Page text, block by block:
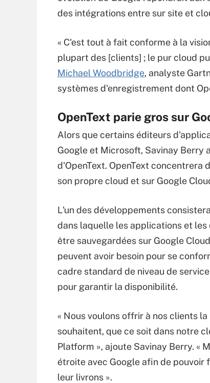
des intégrations entre sur site et
« C'est tout à fait conforme à la
plupart des [clients] ; le pur cloud
Michael Woodbridge, analyste
systèmes d'enregistrement dont
OpenText parie gros sur
Alors que certains éditeurs
Google et Microsoft, Savinay Berry
d'OpenText. OpenText
son propre cloud et sur Google
L'un des développements
dans laquelle les applications et les
être sauvegardées sur Google
peuvent avoir besoin pour se
cadre standard de niveau de
pour garantir la disponibilité.
« Nous voulons offrir à nos clients
souhaitent, que ce soit dans notre
Platform », ajoute Savinay Berry. «
étroite avec Google afin de pouvoir
leur livrons ».